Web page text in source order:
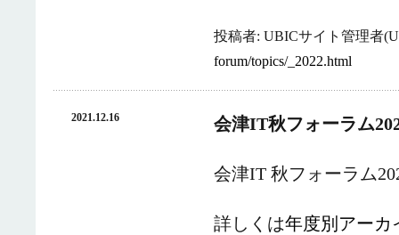
投稿者: UBICサイト管理者
forum/topics/_2022.html
2021.12.16 会津IT秋フォーラム
会津IT 秋フォーラム
詳しくは年度別アーカ